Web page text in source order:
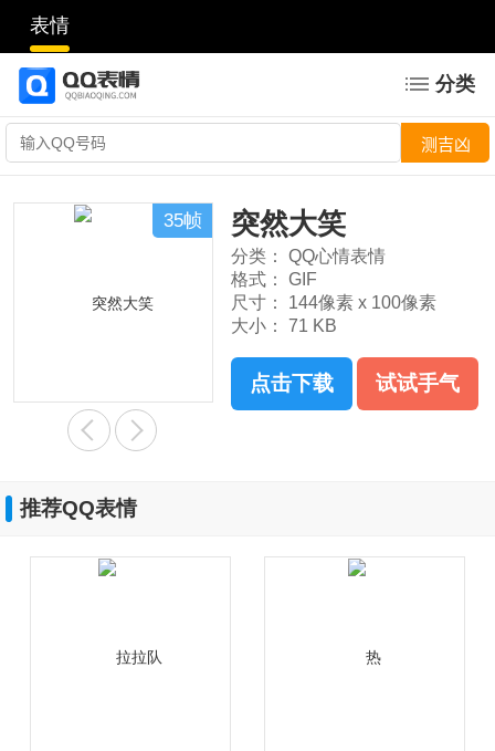
表情
分类
35帧 突然大笑
分类：
QQ心情表情
格式：
GIF
尺寸：
144像素 x 100像素
大小：
71 KB
点击下载 试试手气
推荐QQ表情